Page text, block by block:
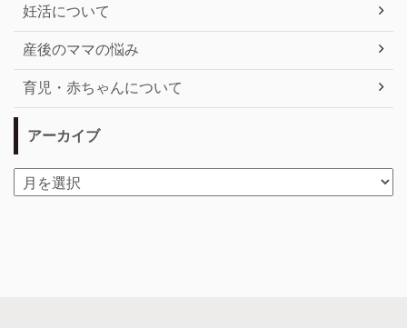
妊活について
産後のママの悩み
育児・赤ちゃんについて
アーカイブ